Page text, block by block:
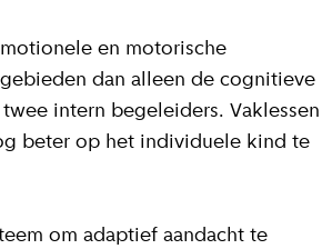
en motorische
dan alleen de cognitieve
intern begeleiders. Vaklessen
beter op het individuele kind te
om adaptief aandacht te